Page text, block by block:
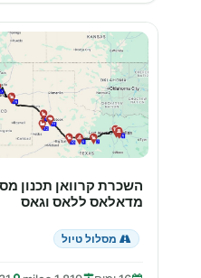
השכרת קרוואן תכנון
מדאלאס ללאס וגאס
מסלול טיול